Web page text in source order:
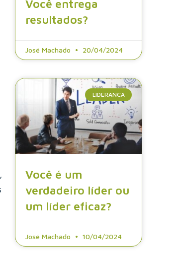
Você entrega
resultados?
José Machado 20/04/2024
LIDERANÇA
Você é um
verdadeiro líder ou
um líder eficaz?
José Machado 10/04/2024